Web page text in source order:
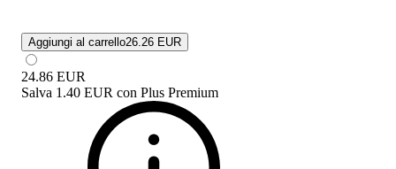
Aggiungi al carrello26.26 EUR
24.86 EUR
Salva 1.40 EUR con Plus Premium